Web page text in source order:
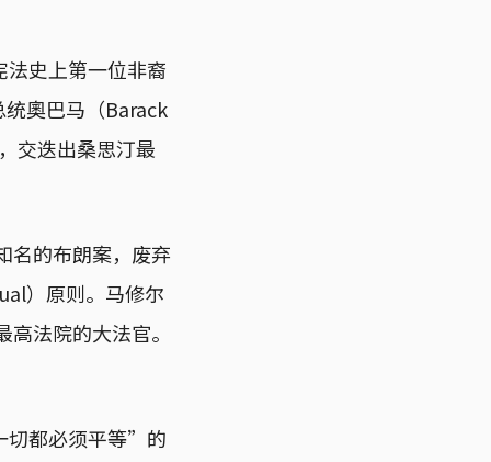
史上第一位非裔
奧巴马（Barack
交迭出桑思汀最
名的布朗案，废弃
）原则。马修尔
法院的大法官。
切都必须平等”的